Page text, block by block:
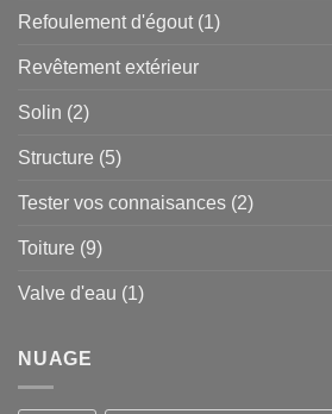
Refoulement d'égout (1)
Revêtement extérieur
Solin (2)
Structure (5)
Tester vos connaisances (2)
Toiture (9)
Valve d'eau (1)
NUAGE